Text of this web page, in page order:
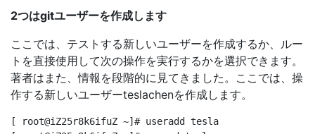
2つはgitユーザーを作成します
ここでは、テストする新しいユーザーを作成するか、ルー
トを直接使用して次の操作を実行するかを選択できます。
著者はまた、情報を段階的に見てきました。ここでは、操
作する新しいユーザーteslachenを作成します。
[ root@iZ25r8k6ifuZ ~]# useradd tesla